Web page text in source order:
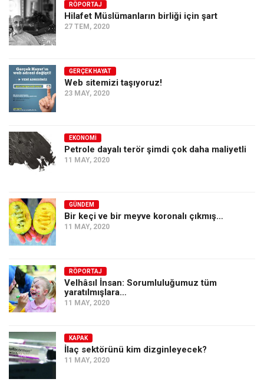
RÖPORTAJ
Hilafet Müslümanların birliği için şart
27 TEM, 2020
GERÇEK HAYAT
Web sitemizi taşıyoruz!
23 MAY, 2020
EKONOMI
Petrole dayalı terör şimdi çok daha maliyetli
11 MAY, 2020
GÜNDEM
Bir keçi ve bir meyve koronalı çıkmış…
11 MAY, 2020
RÖPORTAJ
Velhâsıl İnsan: Sorumluluğumuz tüm
yaratılmışlara…
11 MAY, 2020
KAPAK
İlaç sektörünü kim dizginleyecek?
11 MAY, 2020